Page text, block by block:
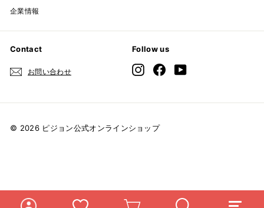
企業情報
Contact
お問い合わせ
Follow us
InstagramFacebook
© 2026 ピジョン公式オンラインショップ